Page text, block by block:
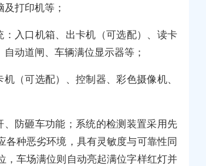
打印机等；
入口机箱、出卡机（可选配）、读卡
动道闸、车辆满位显示器等；
（可选配）、控制器、彩色摄像机、
防砸车功能；系统的检测装置采用先
种恶劣环境，具有灵敏度与可靠性同
，车场满位则自动亮起满位字样红灯并